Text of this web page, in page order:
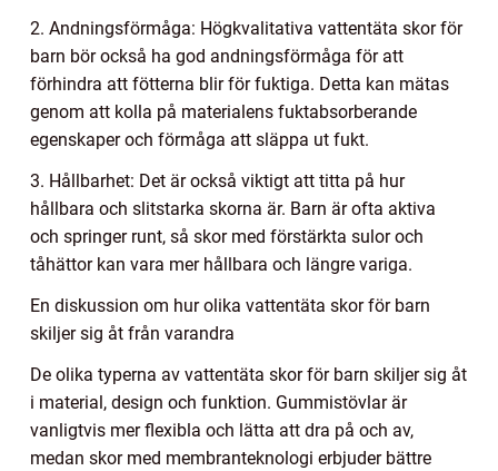
2. Andningsförmåga: Högkvalitativa vattentäta skor för
barn bör också ha god andningsförmåga för att
förhindra att fötterna blir för fuktiga. Detta kan mätas
genom att kolla på materialens fuktabsorberande
egenskaper och förmåga att släppa ut fukt.
3. Hållbarhet: Det är också viktigt att titta på hur
hållbara och slitstarka skorna är. Barn är ofta aktiva
och springer runt, så skor med förstärkta sulor och
tåhättor kan vara mer hållbara och längre variga.
En diskussion om hur olika vattentäta skor för barn
skiljer sig åt från varandra
De olika typerna av vattentäta skor för barn skiljer sig åt
i material, design och funktion. Gummistövlar är
vanligtvis mer flexibla och lätta att dra på och av,
medan skor med membranteknologi erbjuder bättre